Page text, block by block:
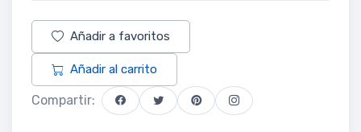
Añadir a favoritos
Añadir al carrito
Compartir: